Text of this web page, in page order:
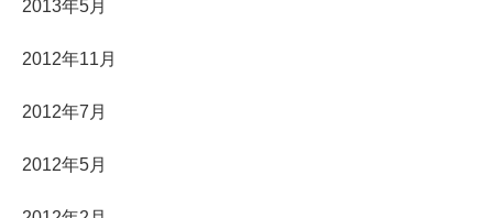
2013年5月
2012年11月
2012年7月
2012年5月